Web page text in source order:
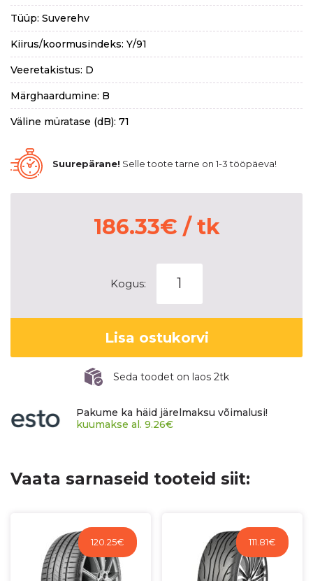
Tüüp: Suverehv
Kiirus/koormusindeks: Y/91
Veeretakistus: D
Märghaardumine: B
Väline müratase (dB): 71
Suurepärane! Selle toote tarne on 1-3 tööpäeva!
186.33€ / tk
Kogus:
CINTURATO
P7
kogus
Lisa ostukorvi
Seda toodet on laos 2tk
Pakume ka häid järelmaksu võimalusi!
kuumakse al. 9.26€
Vaata sarnaseid tooteid siit:
120.25€ 111.81€